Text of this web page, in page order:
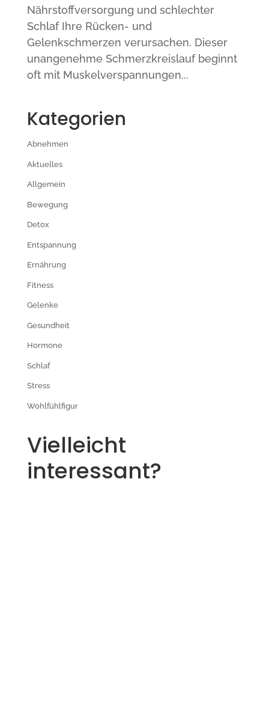
Nährstoffversorgung und schlechter
Schlaf Ihre Rücken- und
Gelenkschmerzen verursachen. Dieser
unangenehme Schmerzkreislauf beginnt
oft mit Muskelverspannungen...
Kategorien
Abnehmen
Aktuelles
Allgemein
Bewegung
Detox
Entspannung
Ernährung
Fitness
Gelenke
Gesundheit
Hormone
Schlaf
Stress
Wohlfühlfigur
Vielleicht
interessant?